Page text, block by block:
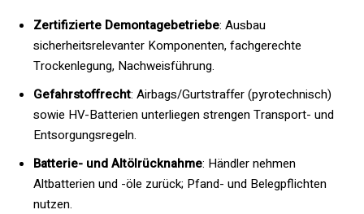
Zertifizierte Demontagebetriebe: Ausbau
sicherheitsrelevanter Komponenten, fachgerechte
Trockenlegung, Nachweisführung.
Gefahrstoffrecht: Airbags/Gurtstraffer (pyrotechnisch)
sowie HV-Batterien unterliegen strengen Transport- und
Entsorgungsregeln.
Batterie- und Altölrücknahme: Händler nehmen
Altbatterien und -öle zurück; Pfand- und Belegpflichten
nutzen.